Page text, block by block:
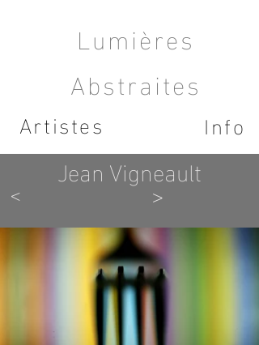
Lumières
Abstraites
Artistes Info
Jean Vigneault
< >